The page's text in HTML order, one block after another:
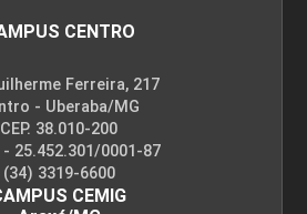
CENTRO
Ferreira, 217
- Uberaba/MG
CEP. 38.010-200
- 25.452.301/0001-87
(34) 3319-6600
CEMIG